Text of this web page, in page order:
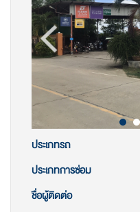
ประเภทรถ
ประเภทการซ่อม
ชื่อผู้ติดต่อ